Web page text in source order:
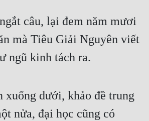
câu, lại đem năm mươi
mà Tiêu Giải Nguyên viết
ngũ kinh tách ra.
xuống dưới, khảo đề trung
nửa, đại học cũng có